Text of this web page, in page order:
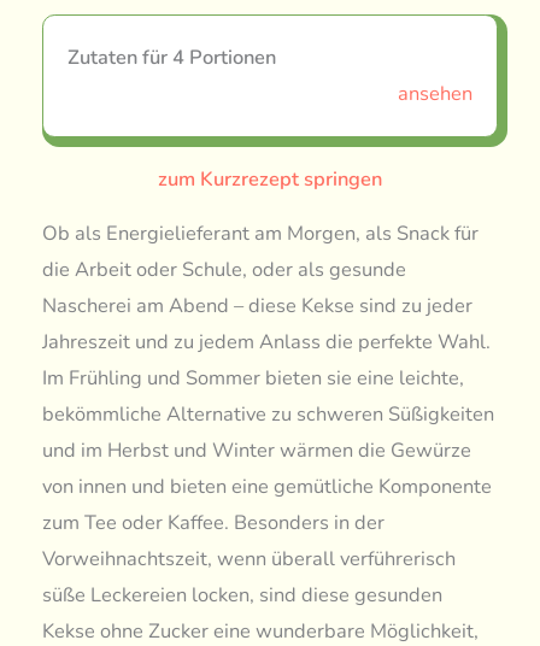
Zutaten für 4 Portionen
ansehen
zum Kurzrezept springen
Ob als Energielieferant am Morgen, als Snack für
die Arbeit oder Schule, oder als gesunde
Nascherei am Abend – diese Kekse sind zu jeder
Jahreszeit und zu jedem Anlass die perfekte Wahl.
Im Frühling und Sommer bieten sie eine leichte,
bekömmliche Alternative zu schweren Süßigkeiten
und im Herbst und Winter wärmen die Gewürze
von innen und bieten eine gemütliche Komponente
zum Tee oder Kaffee. Besonders in der
Vorweihnachtszeit, wenn überall verführerisch
süße Leckereien locken, sind diese gesunden
Kekse ohne Zucker eine wunderbare Möglichkeit,